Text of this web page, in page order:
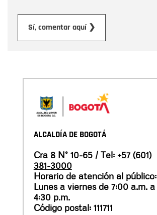
Sí, comentar aquí ❯
ALCALDÍA DE BOGOTÁ
Cra 8 N° 10-65 / Tel: +57 (601)
381-3000
Horario de atención al público:
Lunes a viernes de 7:00 a.m. a
4:30 p.m.
Código postal: 111711